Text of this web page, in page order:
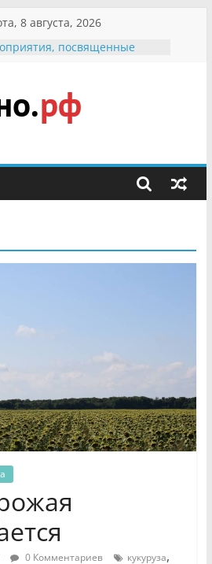
8 августа, 2026
посвященные
Инжавинского округа»
Великой
фронтовичке
в сети Интернет
«Сохраним
родились крапчатые
0 Комментариев кукуруза,